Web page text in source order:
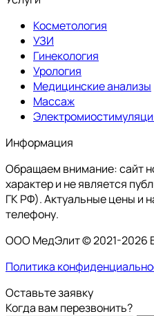
Косметология
УЗИ
Гинекология
Урология
Медицинские анализы
Массаж
Информация
Обращаем внимание: сайт
характер и не является
ГК РФ). Актуальные цены и
телефону.
ООО МедЭлит © 2021-2026
Политика
Оставьте заявку
Когда вам перезвонить?